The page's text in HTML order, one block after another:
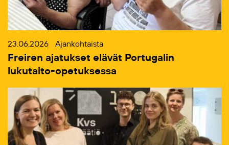
23.06.2026 Ajankohtaista
Freiren ajatukset elävät Portugalin
lukutaito-opetuksessa